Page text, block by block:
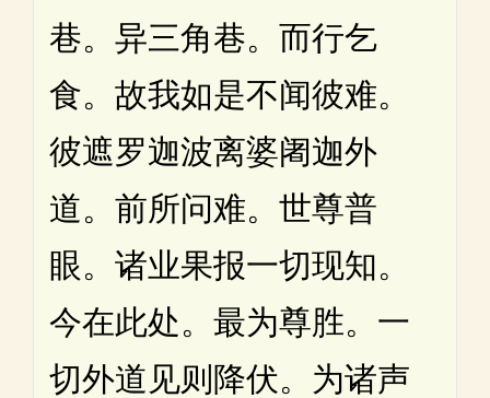
巷。异三角巷。而行乞
食。故我如是不闻彼难。
彼遮罗迦波离婆阇迦外
道。前所问难。世尊普
眼。诸业果报一切现知。
今在此处。最为尊胜。一
切外道见则降伏。为诸声